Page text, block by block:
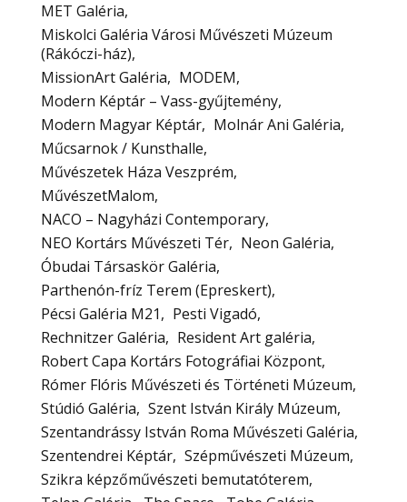
MET Galéria
Miskolci Galéria Városi Művészeti Múzeum
(Rákóczi-ház)
MissionArt Galéria
MODEM
Modern Képtár – Vass-gyűjtemény
Modern Magyar Képtár
Molnár Ani Galéria
Műcsarnok / Kunsthalle
Művészetek Háza Veszprém
MűvészetMalom
NACO – Nagyházi Contemporary
NEO Kortárs Művészeti Tér
Neon Galéria
Óbudai Társaskör Galéria
Parthenón-fríz Terem (Epreskert)
Pécsi Galéria M21
Pesti Vigadó
Rechnitzer Galéria
Resident Art galéria
Robert Capa Kortárs Fotográfiai Központ
Rómer Flóris Művészeti és Történeti Múzeum
Stúdió Galéria
Szent István Király Múzeum
Szentandrássy István Roma Művészeti Galéria
Szentendrei Képtár Szépművészeti Múzeum
Szikra képzőművészeti bemutatóterem